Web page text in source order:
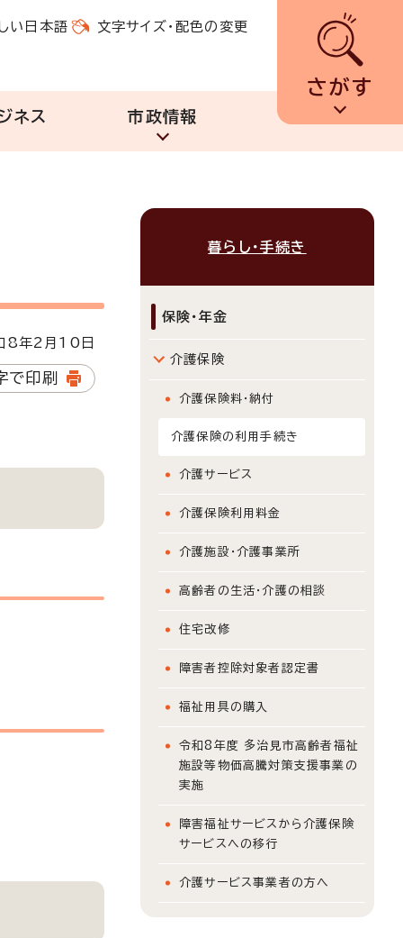
い日本語 文字サイズ・配色の変更
さがす
ネス 市政情報
年2月10日
で印刷
暮らし・手続き
保険・年金
介護保険
介護保険料・納付
介護保険の利用手続き
介護サービス
介護保険利用料金
介護施設・介護事業所
高齢者の生活・介護の相談
住宅改修
障害者控除対象者認定書
福祉用具の購入
令和8年度 多治見市高齢者福祉
施設等物価高騰対策支援事業の
実施
障害福祉サービスから介護保険
サービスへの移行
介護サービス事業者の方へ